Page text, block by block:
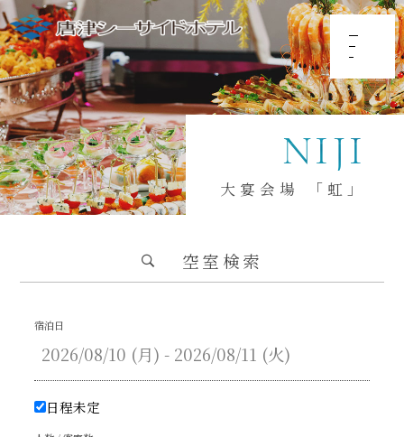
NIJI
大宴会場 「虹」
空室検索
宿泊日
日程未定